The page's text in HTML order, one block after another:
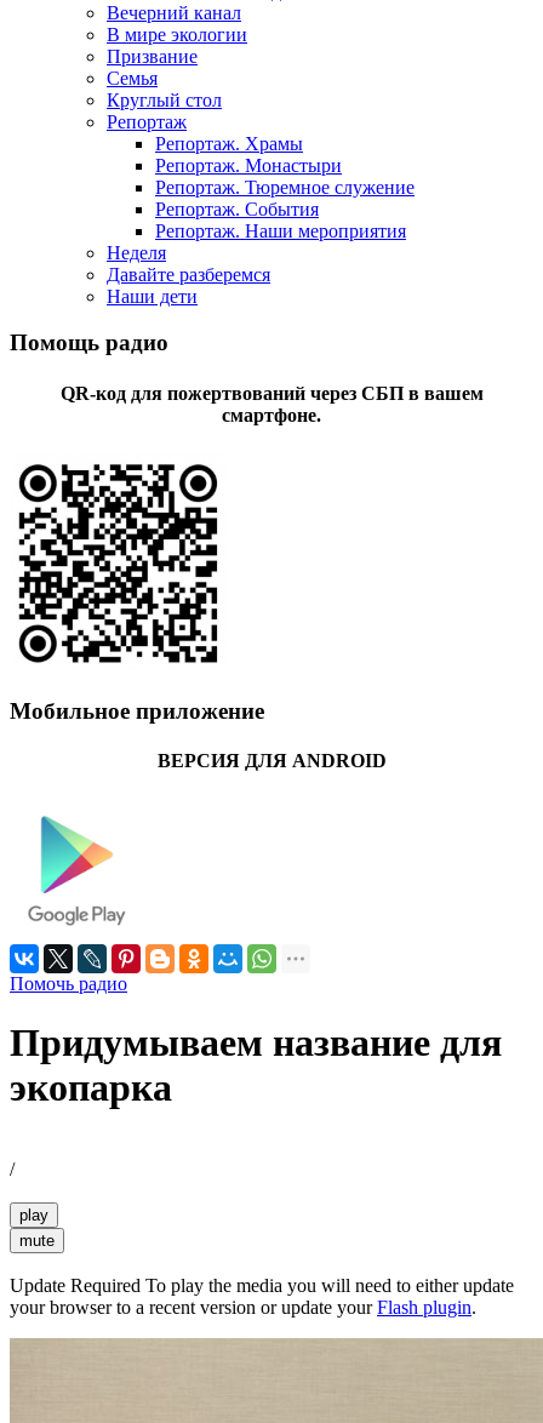
Вечерний канал
В мире экологии
Призвание
Семья
Круглый стол
Репортаж
Репортаж. Храмы
Репортаж. Монастыри
Репортаж. Тюремное служение
Репортаж. События
Репортаж. Наши мероприятия
Неделя
Давайте разберемся
Наши дети
Помощь радио
QR-код для пожертвований через СБП в вашем
смартфоне.
Мобильное приложение
ВЕРСИЯ ДЛЯ ANDROID
Помочь радио
Придумываем название для
экопарка
/
play
mute
Update Required To play the media you will need to either update
your browser to a recent version or update yourFlash plugin.